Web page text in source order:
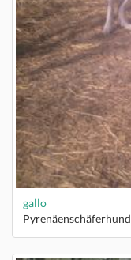
gallo
Pyrenäenschäferhund